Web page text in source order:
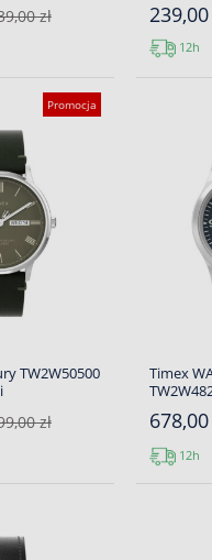
zł 239,00
12h
Promocja
TW2W50500
zł
Timex
12h